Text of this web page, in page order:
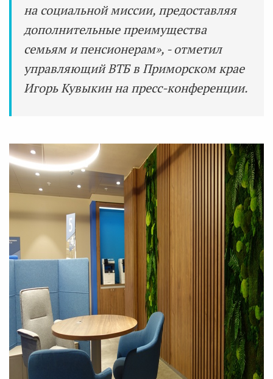
на социальной миссии, предоставляя
дополнительные преимущества
семьям и пенсионерам», - отметил
управляющий ВТБ в Приморском крае
Игорь Кувыкин на пресс-конференции.